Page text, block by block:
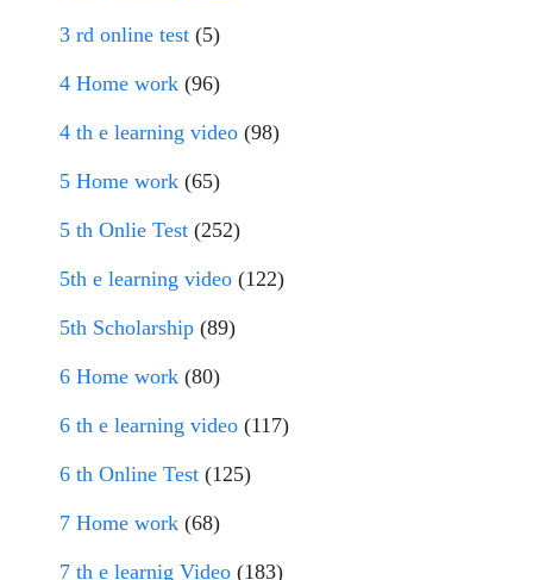
3 rd online test (5)
4 Home work (96)
4 th e learning video (98)
5 Home work (65)
5 th Onlie Test (252)
5th e learning video (122)
5th Scholarship (89)
6 Home work (80)
6 th e learning video (117)
6 th Online Test (125)
7 Home work (68)
7 th e learnig Video (183)